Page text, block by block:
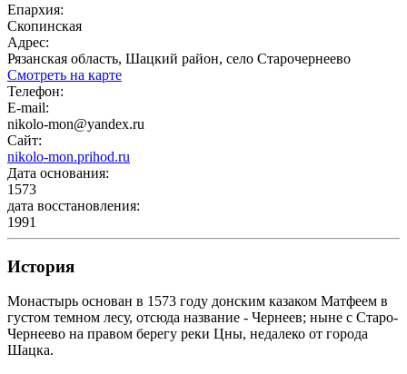
Епархия:
Скопинская
Адрес:
Рязанская область, Шацкий район, село Старочернеево
Смотреть на карте
Телефон:
E-mail:
nikolo-mon@yandex.ru
Сайт:
nikolo-mon.prihod.ru
Дата основания:
1573
дата восстановления:
1991
История
Монастырь основан в 1573 году донским казаком Матфеем в
густом темном лесу, отсюда название - Чернеев; ныне с Старо-
Чернеево на правом берегу реки Цны, недалеко от города
Шацка.